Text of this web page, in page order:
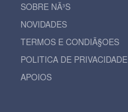
SOBRE NÃ³S
NOVIDADES
TERMOS E CONDIÃ§OES
POLITICA DE PRIVACIDADE
APOIOS